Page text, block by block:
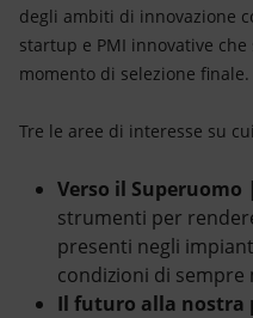
degli ambiti di innovazione
startup e PMI innovative
momento di selezione finale.
Tre le aree di interesse su
Verso il Superuomo
strumenti per
presenti negli
condizioni di sempre
Il futuro alla nostra